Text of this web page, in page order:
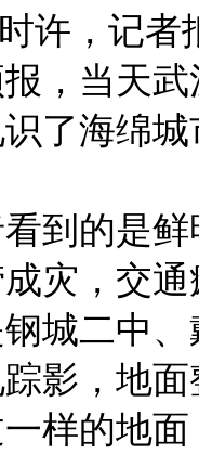
，记者
，当天
了海绵
的是鲜
灾，交
城二中
影，地
样的地